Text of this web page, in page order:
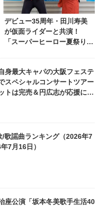
デビュー35周年・田川寿美
が仮面ライダーと共演！
「スーパーヒーロー夏祭り
全国の盆踊りに呼んでくださ
い！」
身最大キャパの大阪フェステ
スペシャルコンサートツアー
は完売＆円広志が応援に、
/歌謡曲ランキング（2026年7
7月16日）
座公演「坂本冬美歌手生活40